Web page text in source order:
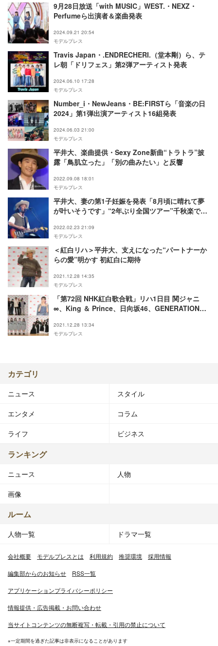
9月28日放送「with MUSIC」WEST.・NEXZ・
Perfumeら出演者＆楽曲発表
2024.09.21 20:54
モデルプレス
Travis Japan・.ENDRECHERI.（堂本剛）ら、テ
レ朝「ドリフェス」第2弾アーティスト発表
2024.06.10 17:28
モデルプレス
Number_i・NewJeans・BE:FIRSTら「音楽の日
2024」第1弾出演アーティスト16組発表
2024.06.03 21:00
モデルプレス
平井大、楽曲提供・Sexy Zone新曲“トラトラ”披
露「鳥肌立った」「別の曲みたい」と反響
2022.09.08 18:01
モデルプレス
平井大、妻の第1子妊娠を発表「8月頃に晴れて夢
が叶いそうです」“2年ぶり全国ツアー”千秋楽でフ
2022.02.23 21:09
モデルプレス
＜紅白リハ＞平井大、支えになった“パートナーか
らの愛”明かす 初紅白に期待
2021.12.28 14:35
モデルプレス
「第72回 NHK紅白歌合戦」リハ1日目 関ジャニ
∞、King ＆ Prince、日向坂46、GENERATIONS
2021.12.28 13:34
モデルプレス
カテゴリ
ニュース スタイル
エンタメ コラム
ライフ ビジネス
ランキング
ニュース 人物
画像
ルーム
人物一覧 ドラマ一覧
会社概要 モデルプレスとは 利用規約 推奨環境 採用情報
編集部からのお知らせ RSS一覧
アプリケーションプライバシーポリシー
情報提供・広告掲載・お問い合わせ
当サイトコンテンツの無断複写・転載・引用の禁止について
※一定期間を過ぎた記事は非表示になることがあります